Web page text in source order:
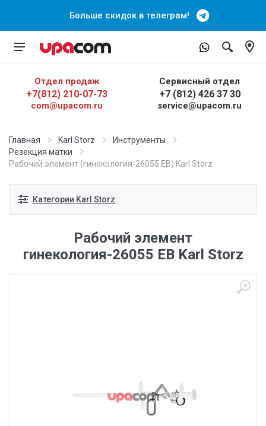
Больше скидок в телеграм!
Отдел продаж
+7(812) 210-07-73
com@upacom.ru
Сервисный отдел
+7 (812) 426 37 30
service@upacom.ru
Главная Karl Storz
Инструменты
Резекция матки
Рабочий элемент (гинекология-26055 ЕВ) Karl Storz
Категории Karl Storz
Рабочий элемент
гинекология-26055 ЕВ Karl Storz